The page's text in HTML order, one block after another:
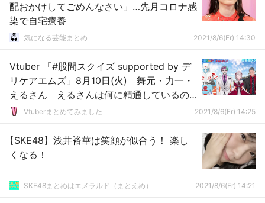
配おかけしてごめんなさい」…先月コロナ感
染で自宅療養
気になる芸能まとめ 2021/8/6(Fr) 14:30
Vtuber 「#股間スクイズ supported by デ
リケアエムズ」8月10日(火) 舞元・力一・
えるさん えるさんは何に精通しているの
か…Vtuberまとめてみました 2021/8/6(Fr) 14:25
【SKE48】浅井裕華は笑顔が似合う！ 楽し
くなる！
SKE48まとめはエメラルド（まとえめ） 2021/8/6(Fr) 14:21